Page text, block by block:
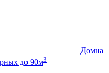
Домна
до 90м3